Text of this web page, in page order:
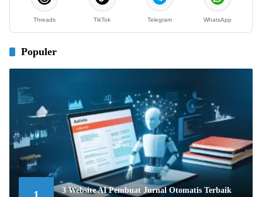
Threads TikTok Telegram WhatsApp
Populer
3 Website AI Pembuat Jurnal Otomatis Terbaik